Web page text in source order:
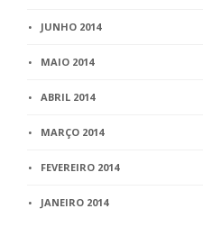
JUNHO 2014
MAIO 2014
ABRIL 2014
MARÇO 2014
FEVEREIRO 2014
JANEIRO 2014